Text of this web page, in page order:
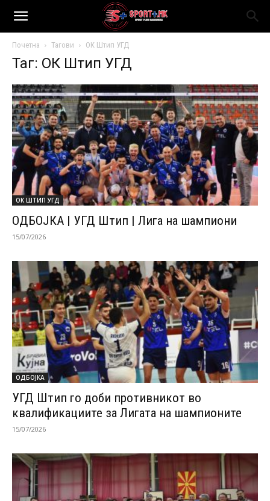
Почетна Тагови ОК Штип УГД
Таг: ОК Штип УГД
ОК ШТИП УГД
ОДБОЈКА | УГД Штип | Лига на шампиони
15/07/2026
ОДБОЈКА
УГД Штип го доби противникот во
квалификациите за Лигата на шампионите
15/07/2026